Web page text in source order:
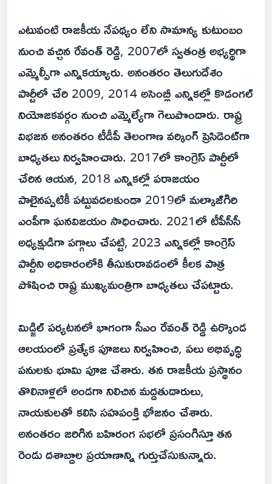
ఎటువంటి రాజకీయ నేపథ్యం లేని సామాన్య కుటుంబం
నుంచి వచ్చిన రేవంత్ రెడ్డి, 2007లో స్వతంత్ర అభ్యర్థిగా
ఎమ్మెల్సీగా ఎన్నికయ్యారు. అనంతరం తెలుగుదేశం
పార్టీలో చేరి 2009, 2014 అసెంబ్లీ ఎన్నికల్లో కొడంగల్
నియోజకవర్గం నుంచి ఎమ్మెల్యేగా గెలుపొందారు. రాష్ట్ర
విభజన అనంతరం టీడీపీ తెలంగాణ వర్కింగ్ ప్రెసిడెంట్‌గా
బాధ్యతలు నిర్వహించారు. 2017లో కాంగ్రెస్ పార్టీలో
చేరిన ఆయన, 2018 ఎన్నికల్లో పరాజయం
పాలైనప్పటికీ పట్టువదలకుండా 2019లో మల్కాజ్‌గిరి
ఎంపీగా ఘనవిజయం సాధించారు. 2021లో టీపీసీసీ
అధ్యక్షుడిగా పగ్గాలు చేపట్టి, 2023 ఎన్నికల్లో కాంగ్రెస్
పార్టీని అధికారంలోకి తీసుకురావడంలో కీలక పాత్ర
పోషించి రాష్ట్ర ముఖ్యమంత్రిగా బాధ్యతలు చేపట్టారు.
మిడ్జిల్ పర్యటనలో భాగంగా సీఎం రేవంత్ రెడ్డి ఉర్కొండ
ఆలయంలో ప్రత్యేక పూజలు నిర్వహించి, పలు అభివృద్ధి
పనులకు భూమి పూజ చేశారు. తన రాజకీయ ప్రస్థానం
తొలినాళ్లలో అండగా నిలిచిన మద్దతుదారులు,
నాయకులతో కలిసి సహపంక్తి భోజనం చేశారు.
అనంతరం జరిగిన బహిరంగ సభలో ప్రసంగిస్తూ తన
రెండు దశాబ్దాల ప్రయాణాన్ని గుర్తుచేసుకున్నారు.